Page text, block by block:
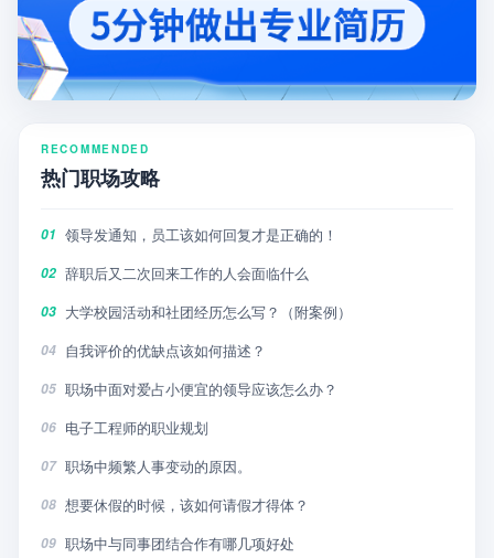
RECOMMENDED
热门职场攻略
01 领导发通知，员工该如何回复才是正确的！
02 辞职后又二次回来工作的人会面临什么
03 大学校园活动和社团经历怎么写？（附案例）
04 自我评价的优缺点该如何描述？
05 职场中面对爱占小便宜的领导应该怎么办？
06 电子工程师的职业规划
07 职场中频繁人事变动的原因。
08 想要休假的时候，该如何请假才得体？
09 职场中与同事团结合作有哪几项好处